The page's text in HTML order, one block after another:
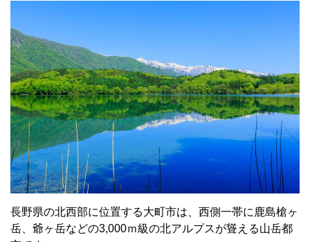
長野県の北西部に位置する大町市は、西側一帯に鹿島槍ヶ
岳、爺ヶ岳などの3,000ｍ級の北アルプスが聳える山岳都